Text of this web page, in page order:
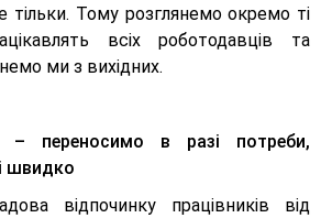
тільки. Тому розглянемо окремо ті
всіх роботодавців та
ми з вихідних.
– переносимо в разі потреби,
швидко
відпочинку працівників від